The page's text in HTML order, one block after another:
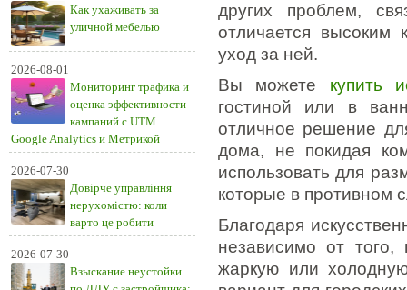
Как ухаживать за
уличной мебелью
2026-08-01
Мониторинг трафика и
оценка эффективности
кампаний с UTM
Google Analytics и Метрикой
2026-07-30
Довірче управління
нерухомістю: коли
варто це робити
2026-07-30
Взыскание неустойки
других проблем,
отличается высоким
уход за ней.
Вы можете купить
гостиной или в
отличное решение
дома, не покидая
использовать для
которые в противном
Благодаря
независимо от
жаркую или